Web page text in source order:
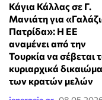
Κάγια Κάλλας σε Γ.
Μανιάτη για
Πατρίδα»: Η ΕΕ
αναμένει από την
Τουρκία να σέβεται
κυριαρχικά
των κρατών μελών